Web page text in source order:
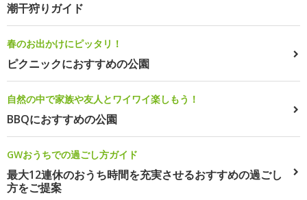
潮干狩りガイド
春のお出かけにピッタリ！
ピクニックにおすすめの公園
自然の中で家族や友人とワイワイ楽しもう！
BBQにおすすめの公園
GWおうちでの過ごし方ガイド
最大12連休のおうち時間を充実させるおすすめの過ごし
方をご提案